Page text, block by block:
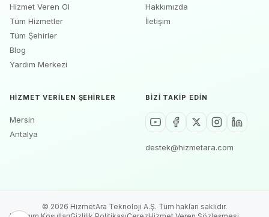
Hizmet Veren Ol
Tüm Hizmetler
Tüm Şehirler
Blog
Yardım Merkezi
Hakkımızda
İletişim
HIZMET VERILEN ŞEHIRLER
Mersin
Antalya
BIZI TAKIP EDIN
destek@hizmetara.com
© 2026 HizmetAra Teknoloji A.Ş. Tüm hakları saklıdır.